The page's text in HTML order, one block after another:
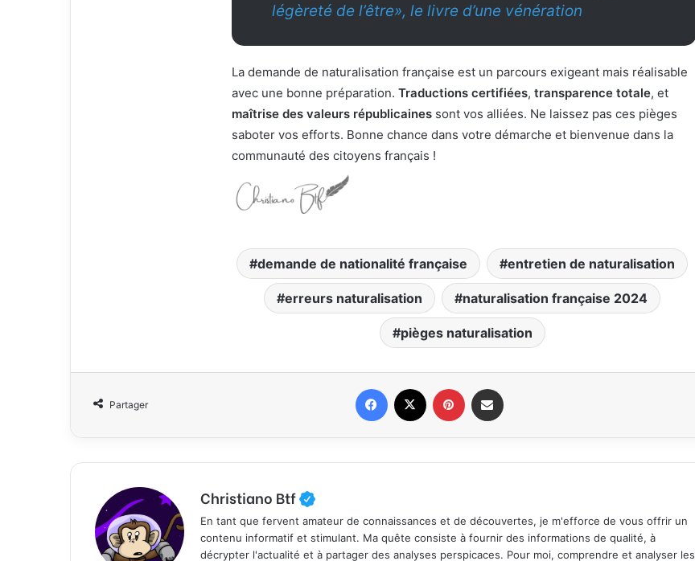
légèreté de l’être», le livre d’une vénération
La demande de naturalisation française est un parcours exigeant mais réalisable
avec une bonne préparation. Traductions certifiées, transparence totale, et
maîtrise des valeurs républicaines sont vos alliées. Ne laissez pas ces pièges
saboter vos efforts. Bonne chance dans votre démarche et bienvenue dans la
communauté des citoyens français !
demande de nationalité française entretien de naturalisation
erreurs naturalisation naturalisation française 2024
pièges naturalisation
Partager
Christiano Btf
En tant que fervent amateur de connaissances et de découvertes, je m'efforce de vous offrir un
contenu informatif et stimulant. Ma quête consiste à fournir des informations de qualité, à
décrypter l'actualité et à partager des analyses perspicaces. Pour moi, comprendre et analyser les